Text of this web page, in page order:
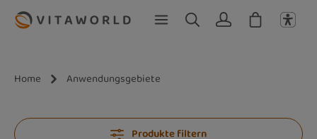
Zum Hauptinhalt springen
Home Anwendungsgebiete
Produkte filtern